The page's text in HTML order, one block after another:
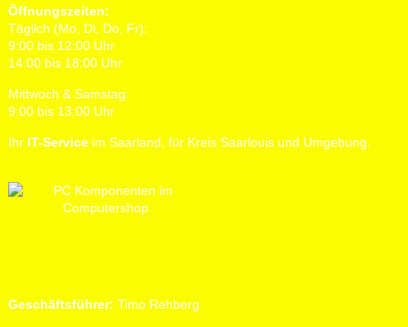
Öffnungszeiten:
Täglich (Mo, Di, Do, Fr):
9:00 bis 12:00 Uhr
14:00 bis 18:00 Uhr
Mittwoch & Samstag:
9:00 bis 13:00 Uhr
Ihr IT-Serviceim Saarland, für Kreis Saarlouis und Umgebung.
Geschäftsführer: Timo Rehberg